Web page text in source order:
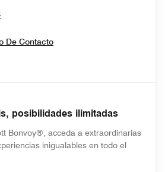
De Contacto
posibilidades ilimitadas
Bonvoy®, acceda a extraordinarias
inigualables en todo el